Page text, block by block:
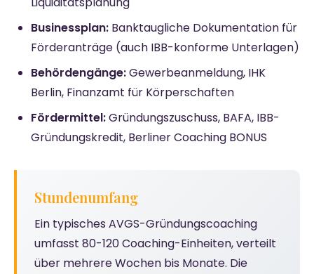
Businessplan: Banktaugliche Dokumentation für
Förderanträge (auch IBB-konforme Unterlagen)
Behördengänge:Gewerbeanmeldung, IHK
Berlin, Finanzamt für Körperschaften
Fördermittel:Gründungszuschuss, BAFA, IBB-
Gründungskredit, Berliner Coaching BONUS
Stundenumfang
Ein typisches AVGS-Gründungscoaching
umfasst 80-120 Coaching-Einheiten, verteilt
über mehrere Wochen bis Monate. Die